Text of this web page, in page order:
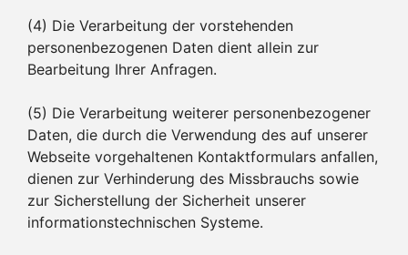
(4) Die Verarbeitung der vorstehenden
personenbezogenen Daten dient allein zur
Bearbeitung Ihrer Anfragen.
(5) Die Verarbeitung weiterer personenbezogener
Daten, die durch die Verwendung des auf unserer
Webseite vorgehaltenen Kontaktformulars anfallen,
dienen zur Verhinderung des Missbrauchs sowie
zur Sicherstellung der Sicherheit unserer
informationstechnischen Systeme.